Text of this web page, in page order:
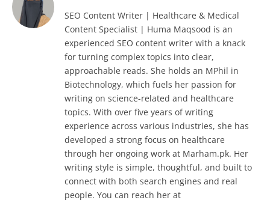
SEO Content Writer | Healthcare & Medical
Content Specialist | Huma Maqsood is an
experienced SEO content writer with a knack
for turning complex topics into clear,
approachable reads. She holds an MPhil in
Biotechnology, which fuels her passion for
writing on science-related and healthcare
topics. With over five years of writing
experience across various industries, she has
developed a strong focus on healthcare
through her ongoing work at Marham.pk. Her
writing style is simple, thoughtful, and built to
connect with both search engines and real
people. You can reach her at